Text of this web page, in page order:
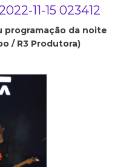
11-15 023412
programação da noite
/ R3 Produtora)